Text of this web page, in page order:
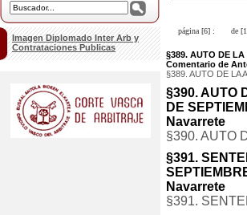
Imagen Diplomado Inter Arb y
Contrataciones Publicas
página [6] : de
§389. AUTO DE LA
Comentario de
§389. AUTO DE LA
§390. AUTO
DE
Navarrete
§390. AUTO
§391.
Navarrete
§391.